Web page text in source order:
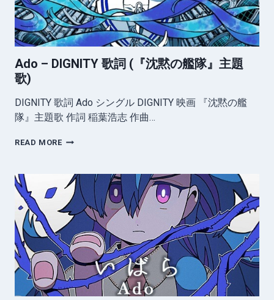
Ado – DIGNITY 歌詞 (『沈黙の艦隊』主題
歌)
DIGNITY 歌詞 Ado シングル DIGNITY 映画 『沈黙の艦
隊』主題歌 作詞 稲葉浩志 作曲…
READ MOREADO
詞
(『沈
黙
の
艦
隊』
主
題
歌)